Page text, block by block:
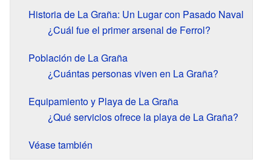
Historia de La Graña: Un Lugar con Pasado Naval
¿Cuál fue el primer arsenal de Ferrol?
Población de La Graña
¿Cuántas personas viven en La Graña?
Equipamiento y Playa de La Graña
¿Qué servicios ofrece la playa de La Graña?
Véase también